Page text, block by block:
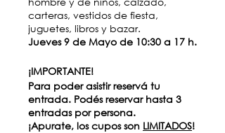
carteras, vestidos de fiesta,
juguetes, libros y bazar.
Jueves 9 de Mayo de 10:30 a 17 h.
¡IMPORTANTE!
Para poder asistir reservá tu
entrada. Podés reservar hasta 3
entradas por persona.
¡Apurate, los cupos son LIMITADOS!